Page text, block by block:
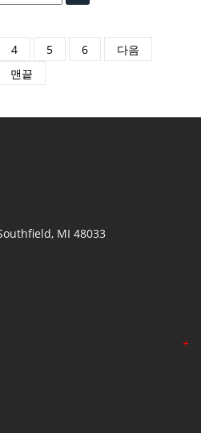
4 5 6
다음
맨끝
MI 48033
+